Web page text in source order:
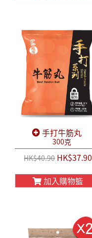
手打牛筋丸
300克
HK$40.90HK$37.90
加入購物籃